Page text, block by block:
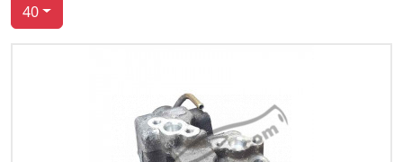
40